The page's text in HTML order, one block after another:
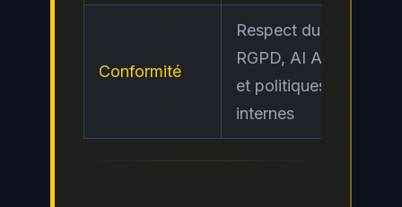
Conformité
Respect du
RGPD, AI Act
et politiques
internes